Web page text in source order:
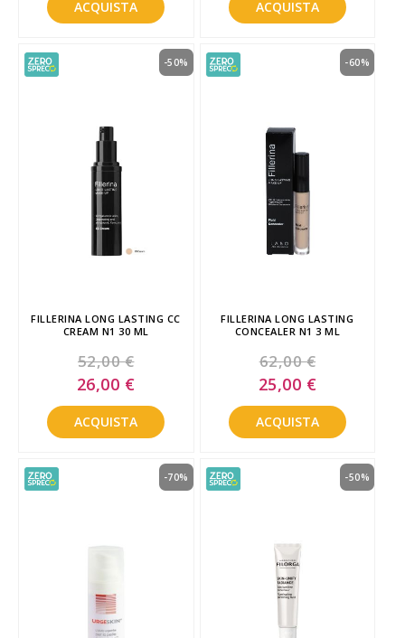
ACQUISTA ACQUISTA
FILLERINA LONG LASTING CC
CREAM N1 30 ML
52,00 €
-50%
Special
Price
26,00 €
ACQUISTA
FILLERINA LONG LASTING
CONCEALER N1 3 ML
62,00 €
-60%
Special
Price
25,00 €
ACQUISTA
-70% -50%